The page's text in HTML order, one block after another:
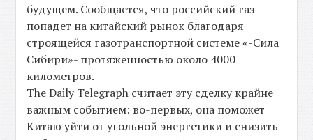
будущем. Сообщается, что российский газ
попадет на китайский рынок благодаря
строящейся газотранспортной системе «-Сила
Сибири»- протяженностью около 4000
километров.
The Daily Telegraph считает эту сделку крайне
важным событием: во-первых, она поможет
Китаю уйти от угольной энергетики и снизить